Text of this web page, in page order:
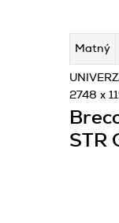
Matný
STR
2748 x